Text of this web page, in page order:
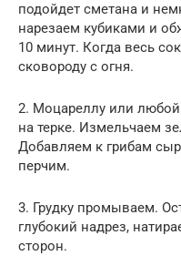
подойдет сметана и
нарезаем кубиками и
10 минут. Когда весь
сковороду с огня.
2. Моцареллу или
на терке. Измельчаем
Добавляем к грибам
перчим.
3. Грудку промываем.
глубокий надрез,
сторон.